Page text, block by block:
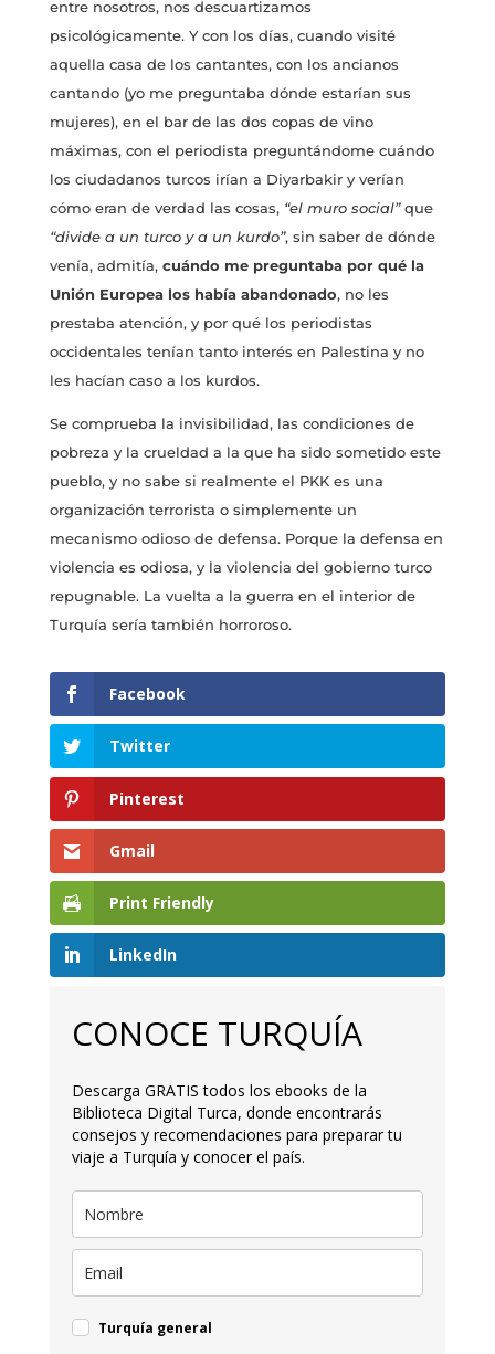
entre nosotros, nos descuartizamos
psicológicamente. Y con los días, cuando visité
aquella casa de los cantantes, con los ancianos
cantando (yo me preguntaba dónde estarían sus
mujeres), en el bar de las dos copas de vino
máximas, con el periodista preguntándome cuándo
los ciudadanos turcos irían a Diyarbakir y verían
cómo eran de verdad las cosas, “el muro social”que
“divide a un turco y a un kurdo”, sin saber de dónde
venía, admitía, cuándo me preguntaba por qué la
Unión Europea los había abandonado, no les
prestaba atención, y por qué los periodistas
occidentales tenían tanto interés en Palestina y no
les hacían caso a los kurdos.
Se comprueba la invisibilidad, las condiciones de
pobreza y la crueldad a la que ha sido sometido este
pueblo, y no sabe si realmente el PKK es una
organización terrorista o simplemente un
mecanismo odioso de defensa. Porque la defensa en
violencia es odiosa, y la violencia del gobierno turco
repugnable. La vuelta a la guerra en el interior de
Turquía sería también horroroso.
Facebook
Twitter
Pinterest
Gmail
Print Friendly
LinkedIn
CONOCE TURQUÍA
Descarga GRATIS todos los ebooks de la
Biblioteca Digital Turca, donde encontrarás
consejos y recomendaciones para preparar tu
viaje a Turquía y conocer el país.
Turquía general